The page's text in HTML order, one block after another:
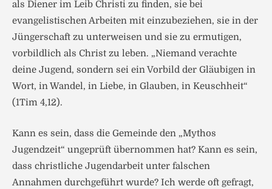
als Diener im Leib Christi zu finden, sie bei
evangelistischen Arbeiten mit einzubeziehen, sie in der
Jüngerschaft zu unterweisen und sie zu ermutigen,
vorbildlich als Christ zu leben. „Niemand verachte
deine Jugend, sondern sei ein Vorbild der Gläubigen in
Wort, in Wandel, in Liebe, in Glauben, in Keuschheit“
(1Tim 4,12).
Kann es sein, dass die Gemeinde den „Mythos
Jugendzeit“ ungeprüft übernommen hat? Kann es sein,
dass christliche Jugendarbeit unter falschen
Annahmen durchgeführt wurde? Ich werde oft gefragt,